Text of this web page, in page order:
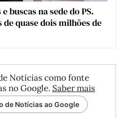
buscas na sede do PS.
quase dois milhões de
Notícias como fonte
no Google. Saber mais
de Notícias ao Google